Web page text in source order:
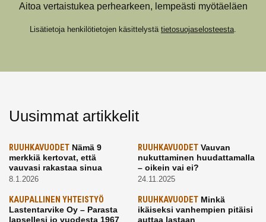
Aitoa vertaistukea perhearkeen, lempeästi myötäeläen
Lisätietoja henkilötietojen käsittelystä tietosuojaselosteesta
Uusimmat artikkelit
RUUHKAVUODET Nämä 9
merkkiä kertovat, että
vauvasi rakastaa sinua
8.1.2026
RUUHKAVUODETVauvan
nukuttaminen huudattamalla
– oikein vai ei?
24.11.2025
KAUPALLINEN YHTEISTYÖ
Lastentarvike Oy – Parasta
lapsellesi jo vuodesta 1967
RUUHKAVUODETMinkä
ikäiseksi vanhempien pitäisi
auttaa lastaan